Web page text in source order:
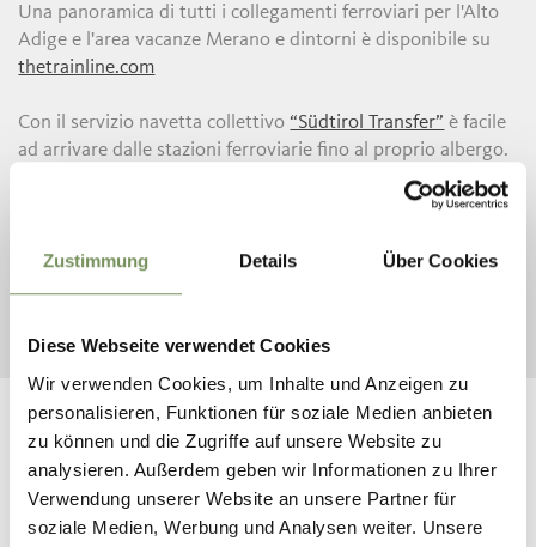
Zustimmung Details Über Cookies
Diese Webseite verwendet Cookies
Wir verwenden Cookies, um Inhalte und Anzeigen zu
personalisieren, Funktionen für soziale Medien anbieten
zu können und die Zugriffe auf unsere Website zu
analysieren. Außerdem geben wir Informationen zu Ihrer
Verwendung unserer Website an unsere Partner für
soziale Medien, Werbung und Analysen weiter. Unsere
Una panoramica di tutti i collegamenti ferroviari per l'Alto
Adige e l'area vacanze Merano e dintorni è disponibile su
thetrainline.com
Con il servizio navetta collettivo “Südtirol Transfer” è facile
ad arrivare dalle stazioni ferroviarie fino al proprio albergo.
Il servizio di transfer collettivo, che collega quasi tutti gli
alloggi dell’Alto Adige con le stazioni dei treni, è
offre un servizio navetta dalla stazione ferroviaria
RESTA IN CONTATTO CON NOI